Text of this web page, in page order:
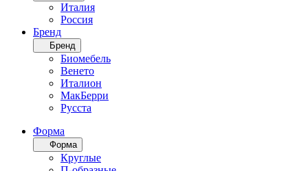
Италия
Россия
Бренд
Бренд
Биомебель
Венето
Италион
МакБерри
Русста
Форма
Форма
Круглые